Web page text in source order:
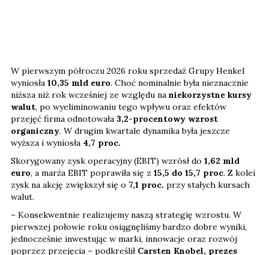
W pierwszym półroczu 2026 roku sprzedaż Grupy Henkel
wyniosła 10,35 mld euro. Choć nominalnie była nieznacznie
niższa niż rok wcześniej ze względu na niekorzystne kursy
walut, po wyeliminowaniu tego wpływu oraz efektów
przejęć firma odnotowała 3,2-procentowy wzrost
organiczny. W drugim kwartale dynamika była jeszcze
wyższa i wyniosła 4,7 proc.
Skorygowany zysk operacyjny (EBIT) wzrósł do 1,62 mld
euro, a marża EBIT poprawiła się z 15,5 do 15,7 proc. Z kolei
zysk na akcję zwiększył się o 7,1 proc. przy stałych kursach
walut.
– Konsekwentnie realizujemy naszą strategię wzrostu. W
pierwszej połowie roku osiągnęliśmy bardzo dobre wyniki,
jednocześnie inwestując w marki, innowacje oraz rozwój
poprzez przejęcia – podkreślił Carsten Knobel, prezes